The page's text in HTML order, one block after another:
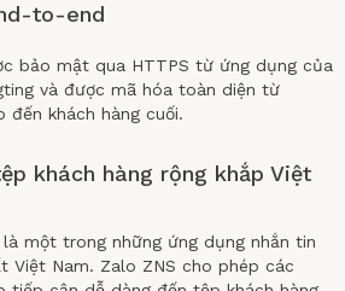
to-end
bảo mật qua HTTPS từ ứng dụng của
và được mã hóa toàn diện từ
đến khách hàng cuối.
khách hàng rộng khắp Việt
một trong những ứng dụng nhắn tin
Việt Nam. Zalo ZNS cho phép các